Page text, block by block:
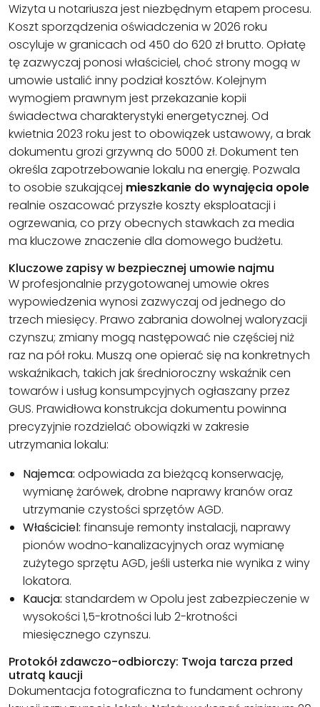
Wizyta u notariusza jest niezbędnym etapem procesu.
Koszt sporządzenia oświadczenia w 2026 roku
oscyluje w granicach od 450 do 620 zł brutto. Opłatę
tę zazwyczaj ponosi właściciel, choć strony mogą w
umowie ustalić inny podział kosztów. Kolejnym
wymogiem prawnym jest przekazanie kopii
świadectwa charakterystyki energetycznej. Od
kwietnia 2023 roku jest to obowiązek ustawowy, a brak
dokumentu grozi grzywną do 5000 zł. Dokument ten
określa zapotrzebowanie lokalu na energię. Pozwala
to osobie szukającej mieszkanie do wynajęcia opole
realnie oszacować przyszłe koszty eksploatacji i
ogrzewania, co przy obecnych stawkach za media
ma kluczowe znaczenie dla domowego budżetu.
Kluczowe zapisy w bezpiecznej umowie najmu
W profesjonalnie przygotowanej umowie okres
wypowiedzenia wynosi zazwyczaj od jednego do
trzech miesięcy. Prawo zabrania dowolnej waloryzacji
czynszu; zmiany mogą następować nie częściej niż
raz na pół roku. Muszą one opierać się na konkretnych
wskaźnikach, takich jak średnioroczny wskaźnik cen
towarów i usług konsumpcyjnych ogłaszany przez
GUS. Prawidłowa konstrukcja dokumentu powinna
precyzyjnie rozdzielać obowiązki w zakresie
utrzymania lokalu:
Najemca: odpowiada za bieżącą konserwację,
wymianę żarówek, drobne naprawy kranów oraz
utrzymanie czystości sprzętów AGD.
Właściciel: finansuje remonty instalacji, naprawy
pionów wodno-kanalizacyjnych oraz wymianę
zużytego sprzętu AGD, jeśli usterka nie wynika z winy
lokatora.
Kaucja: standardem w Opolu jest zabezpieczenie w
wysokości 1,5-krotności lub 2-krotności
miesięcznego czynszu.
Protokół zdawczo-odbiorczy: Twoja tarcza przed
utratą kaucji
Dokumentacja fotograficzna to fundament ochrony